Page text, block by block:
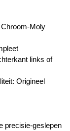
Moly
links of
Origineel
precisie-geslepen